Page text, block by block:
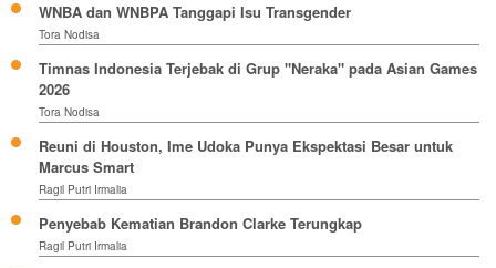
WNBA dan WNBPA Tanggapi Isu Transgender
Tora Nodisa
Timnas Indonesia Terjebak di Grup "Neraka" pada Asian Games
2026
Tora Nodisa
Reuni di Houston, Ime Udoka Punya Ekspektasi Besar untuk
Marcus Smart
Ragil Putri Irmalia
Penyebab Kematian Brandon Clarke Terungkap
Ragil Putri Irmalia